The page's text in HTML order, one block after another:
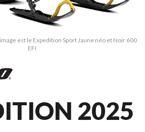
est le Expedition Sport Jaune néo et Noir 600
EFI
2025